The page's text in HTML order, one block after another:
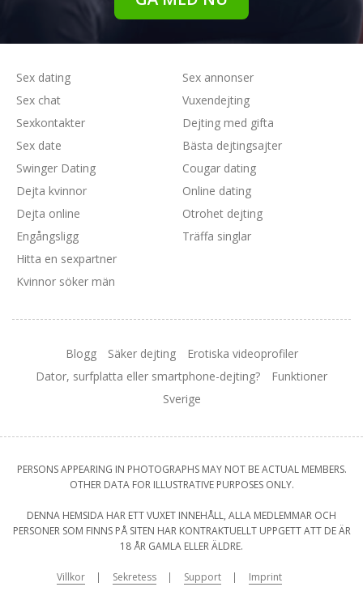
Sex dating
Sex chat
Sexkontakter
Sex date
Swinger Dating
Sex annonser
Vuxendejting
Dejting med gifta
Bästa dejtingsajter
Cougar dating
Dejta kvinnor
Dejta online
Engångsligg
Hitta en sexpartner
Kvinnor söker män
Online dating
Otrohet dejting
Träffa singlar
Blogg Säker dejting
Erotiska videoprofiler
Dator, surfplatta eller smartphone-dejting?
Funktioner
Sverige
PERSONS APPEARING IN PHOTOGRAPHS MAY NOT BE ACTUAL MEMBERS.
OTHER DATA FOR ILLUSTRATIVE PURPOSES ONLY.
DENNA HEMSIDA HAR ETT VUXET INNEHÅLL, ALLA MEDLEMMAR OCH
PERSONER SOM FINNS PÅ SITEN HAR KONTRAKTUELLT UPPGETT ATT DE ÄR
18 ÅR GAMLA ELLER ÄLDRE.
Villkor Sekretess Support Imprint